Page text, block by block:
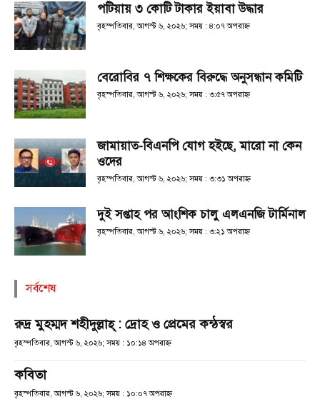
পটিয়ায় ৩ কোটি টাকার ইয়াবা উদ্ধার
বৃহস্পতিবার, আগস্ট ৬, ২০২৬; সময় : ৪:০৭ অপরাহ্ণ
বেরোবির ৭ শিক্ষকের বিরুদ্ধে অনুসন্ধান কমিটি
বৃহস্পতিবার, আগস্ট ৬, ২০২৬; সময় : ৩:৫৭ অপরাহ্ণ
জামায়াত-বিএনপি যোগ হইছে, মারো না কেন
ওদের
বৃহস্পতিবার, আগস্ট ৬, ২০২৬; সময় : ৩:৩১ অপরাহ্ণ
দুই সপ্তাহ পর আংশিক চালু এলএনজি টার্মিনাল
বৃহস্পতিবার, আগস্ট ৬, ২০২৬; সময় : ৩:২১ অপরাহ্ণ
সর্বশেষ
রুদ্র মুহম্মদ শহীদুল্লাহ্ : দ্রোহ ও প্রেমের কন্ঠস্বর
বৃহস্পতিবার, আগস্ট ৬, ২০২৬; সময় : ১০:১৪ অপরাহ্ণ
কবিতা
বৃহস্পতিবার, আগস্ট ৬, ২০২৬; সময় : ১০:০৭ অপরাহ্ণ